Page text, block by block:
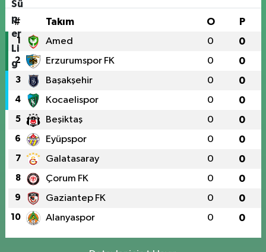
# Takım O P
1 Amed 0 0
2 Erzurumspor FK 0 0
3 Başakşehir 0 0
4 Kocaelispor 0 0
5 Beşiktaş 0 0
6 Eyüpspor 0 0
7 Galatasaray 0 0
8 Çorum FK 0 0
9 Gaziantep FK 0 0
10 Alanyaspor 0 0